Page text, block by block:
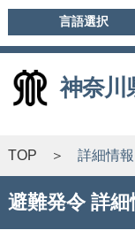
言語選択
神奈川
TOP 詳細情報
避難発令 詳細